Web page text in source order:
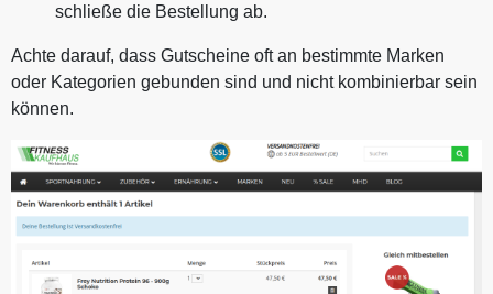
schließe die Bestellung ab.
Achte darauf, dass Gutscheine oft an bestimmte Marken
oder Kategorien gebunden sind und nicht kombinierbar sein
können.